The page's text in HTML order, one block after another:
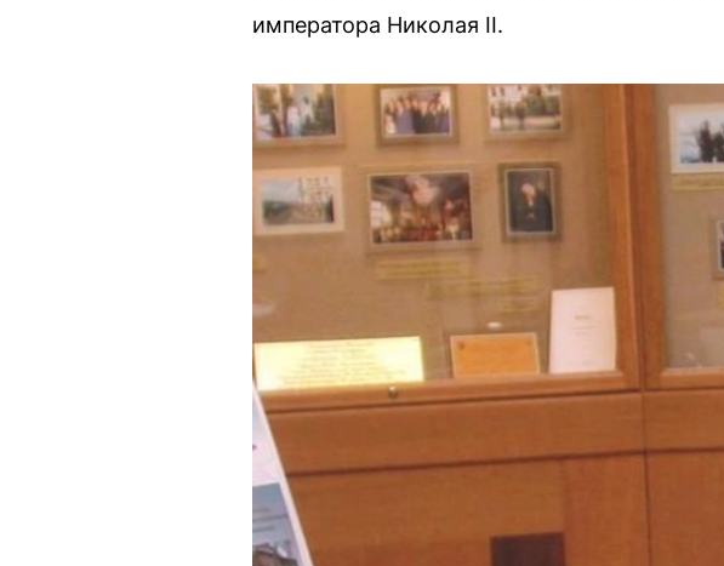
императора Николая II.